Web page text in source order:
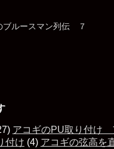
ブルースマン列伝 ７
アコギのPU取り付け
付け (4) アコギの弦高を